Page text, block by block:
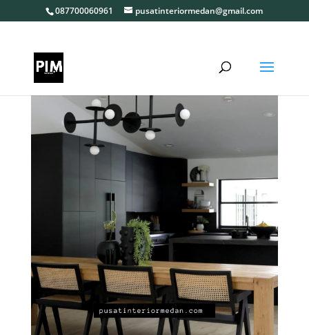
087700060961 pusatinteriormedan@gmail.com